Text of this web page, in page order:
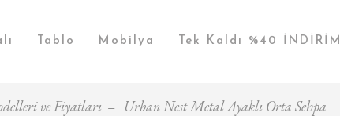
Tablo Mobilya Tek Kaldı %40 İNDİRİM
ve Fiyatları Urban Nest Metal Ayaklı Orta Sehpa